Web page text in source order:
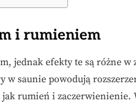
i rumieniem
jednak efekty te są różne w
saunie powodują
rumień i zaczerwienienie.